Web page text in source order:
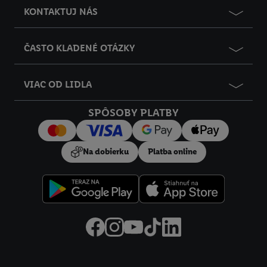
KONTAKTUJ NÁS
ČASTO KLADENÉ OTÁZKY
VIAC OD LIDLA
SPÔSOBY PLATBY
Na dobierku Platba online